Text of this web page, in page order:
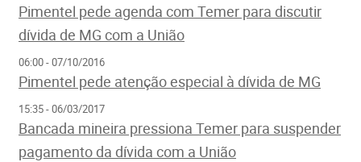
Pimentel pede agenda com Temer para discutir
dívida de MG com a União
06:00 - 07/10/2016
Pimentel pede atenção especial à dívida de MG
15:35 - 06/03/2017
Bancada mineira pressiona Temer para suspender
pagamento da dívida com a União